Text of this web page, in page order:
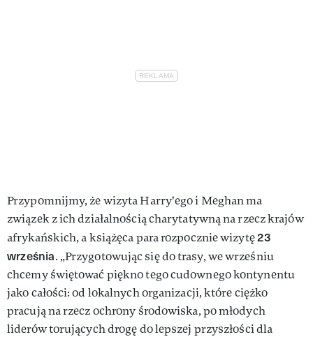
Przypomnijmy, że wizyta Harry'ego i Meghan ma
związek z ich działalnością charytatywną na rzecz krajów
afrykańskich, a książęca para rozpocznie wizytę23
września. „Przygotowując się do trasy, we wrześniu
chcemy świętować piękno tego cudownego kontynentu
jako całości: od lokalnych organizacji, które ciężko
pracują na rzecz ochrony środowiska, po młodych
liderów torujących drogę do lepszej przyszłości dla